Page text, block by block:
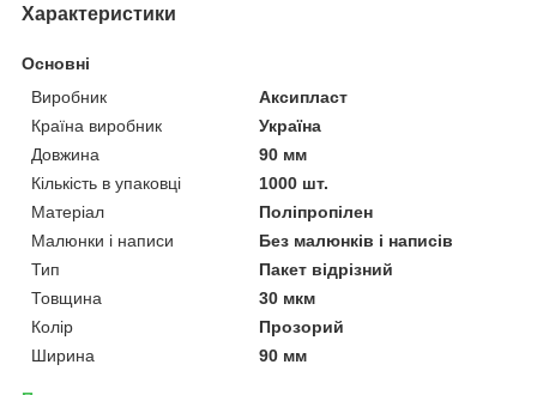
Характеристики
Основні
Виробник
Аксипласт
Країна виробник
Україна
Довжина
90 мм
Кількість в упаковці
1000 шт.
Матеріал
Поліпропілен
Малюнки і написи
Без малюнків і написів
Тип
Пакет відрізний
Товщина
30 мкм
Колір
Прозорий
Ширина
90 мм